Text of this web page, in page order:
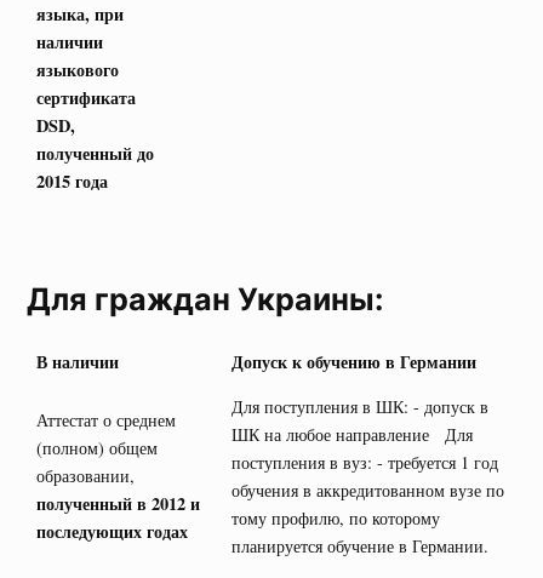
языка, при
наличии
языкового
сертификата
DSD,
полученный до
2015 года
Для граждан Украины:
В наличии Допуск к обучению в Германии
Аттестат о среднем
(полном) общем
образовании,
полученный в 2012 и
последующих годах
Для поступления в ШК: - допуск в
ШК на любое направление Для
поступления в вуз: - требуется 1 год
обучения в аккредитованном вузе по
тому профилю, по которому
планируется обучение в Германии.